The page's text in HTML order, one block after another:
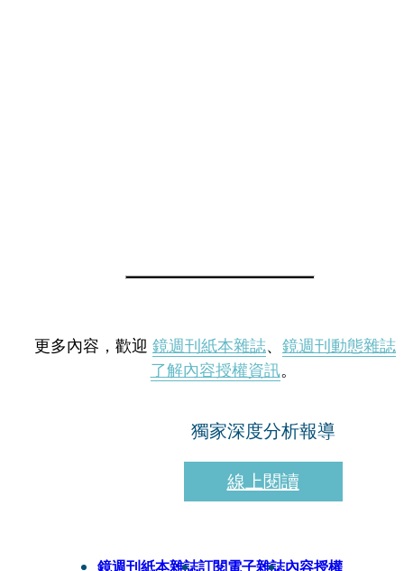
更多內容，歡迎 鏡週刊紙本雜誌、 鏡週刊動態雜誌
了解內容授權資訊。
獨家深度分析報導
線上閱讀
鏡週刊紙本雜誌訂閱電子雜誌內容授權